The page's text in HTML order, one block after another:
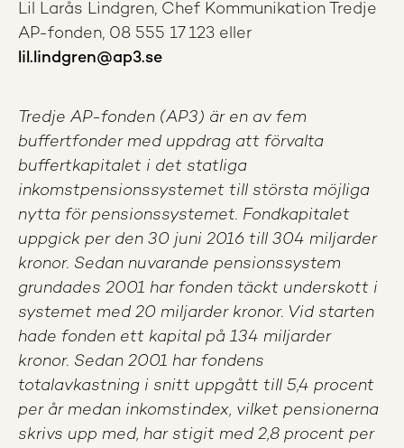
Lil Larås Lindgren, Chef Kommunikation Tredje
AP-fonden, 08 555 17 123 eller
lil.lindgren@ap3.se
Tredje AP-fonden (AP3) är en av fem
buffertfonder med uppdrag att förvalta
buffertkapitalet i det statliga
inkomstpensionssystemet till största möjliga
nytta för pensionssystemet. Fondkapitalet
uppgick per den 30 juni 2016 till 304 miljarder
kronor. Sedan nuvarande pensionssystem
grundades 2001 har fonden täckt underskott i
systemet med 20 miljarder kronor. Vid starten
hade fonden ett kapital på 134 miljarder
kronor. Sedan 2001 har fondens
totalavkastning i snitt uppgått till 5,4 procent
per år medan inkomstindex, vilket pensionerna
skrivs upp med, har stigit med 2,8 procent per